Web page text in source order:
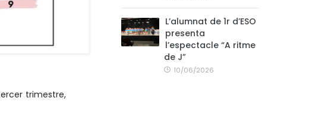
L’alumnat de 1r d’ESO
presenta
l’espectacle “A ritme
de J”
10/06/2026
trimestre,